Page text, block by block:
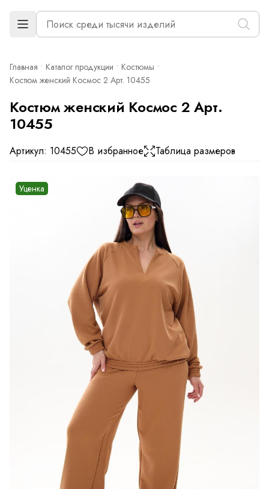
Главная Каталог продукции
Костюмы
Костюм женский Космос 2 Арт. 10455
Костюм женский Космос 2 Арт.
10455
Артикул: 10455 В избранное Таблица размеров
Уценка